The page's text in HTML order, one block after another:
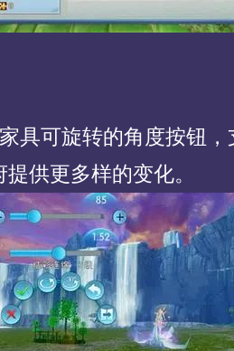
具可旋转的角度按钮
供更多样的变化。